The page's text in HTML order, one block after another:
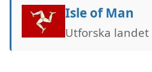
Isle of Man
Utforska landet